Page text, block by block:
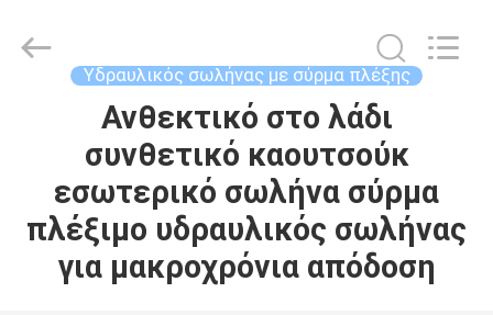
ΠΡΟΪΌΝΤΑ
ΠΕΡΊΠΟΥ
ΕΜΕΊΣ
Υδραυλικός σωλήνας με σύρμα πλέξης
Ανθεκτικό στο λάδι
συνθετικό καουτσούκ
εσωτερικό σωλήνα σύρμα
πλέξιμο υδραυλικός σωλήνας
για μακροχρόνια απόδοση